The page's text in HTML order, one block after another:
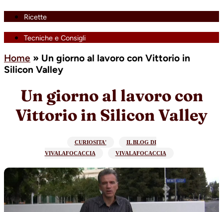
Ricette
Tecniche e Consigli
Home » Un giorno al lavoro con Vittorio in
Silicon Valley
Un giorno al lavoro con
Vittorio in Silicon Valley
CURIOSITA'
IL BLOG DI
VIVALAFOCACCIA
VIVALAFOCACCIA